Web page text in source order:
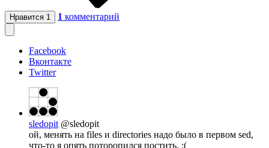
Нравится 1 1 комментарий
Facebook
Вконтакте
Twitter
sledopit @sledopit
ой, менять на files и directories надо было в первом sed,
что-то я опять поторопился постить. :(